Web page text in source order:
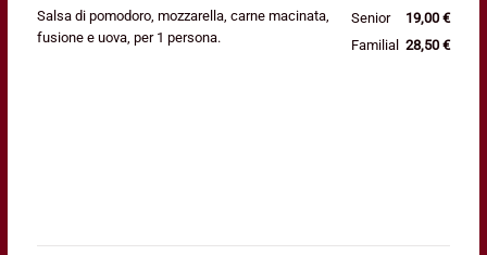
Salsa di pomodoro, mozzarella, carne macinata,
fusione e uova, per 1 persona.
Senior
19,00 €
Familial
28,50 €